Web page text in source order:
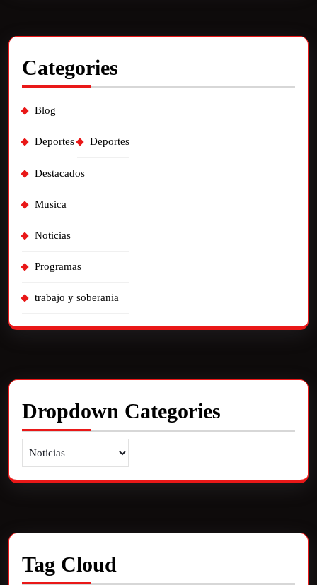
Categories
Blog
Deportes Deportes
Destacados
Musica
Noticias
Programas
trabajo y soberania
Dropdown Categories
Tag Cloud